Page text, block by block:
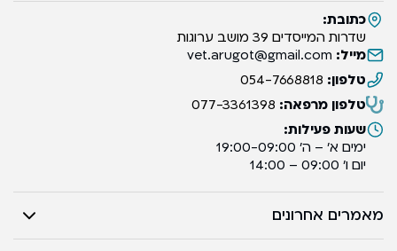
כתובת:
שדרות המייסדים 39 מושב ערוגות
מייל: vet.arugot@gmail.com
טלפון: 054-7668818
טלפון מרפאה: 077-3361398
שעות פעילות:
ימים א’ – ה’ 19:00-09:00
יום ו’ 09:00 – 14:00
מאמרים אחרונים